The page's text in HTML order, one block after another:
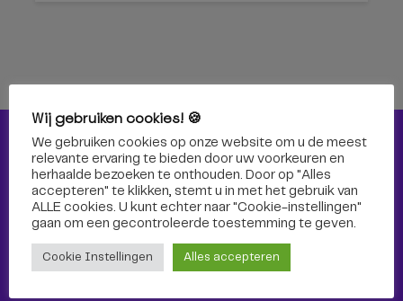
Nieuws
Nieuws
Cultuur
Sport
Wij gebruiken cookies! 🍪
We gebruiken cookies op onze website om u de meest
relevante ervaring te bieden door uw voorkeuren en
herhaalde bezoeken te onthouden. Door op "Alles
accepteren" te klikken, stemt u in met het gebruik van
ALLE cookies. U kunt echter naar "Cookie-instellingen"
gaan om een ​​gecontroleerde toestemming te geven.
Cookie Instellingen Alles accepteren